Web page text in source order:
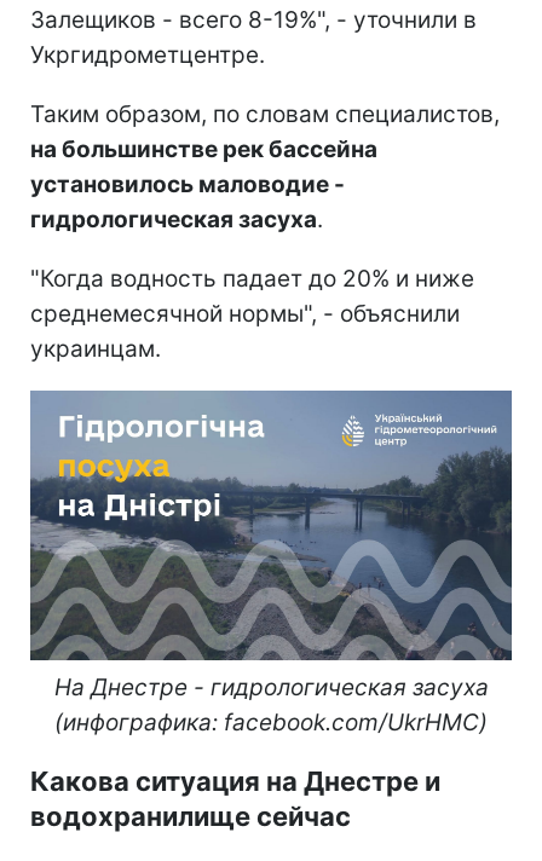
Залещиков - всего 8-19%", - уточнили в
Укргидрометцентре.
Таким образом, по словам специалистов,
на большинстве рек бассейна
установилось маловодие -
гидрологическая засуха.
"Когда водность падает до 20% и ниже
среднемесячной нормы", - объяснили
украинцам.
На Днестре - гидрологическая засуха
(инфографика: facebook.com/UkrHMC)
Какова ситуация на Днестре и
водохранилище сейчас